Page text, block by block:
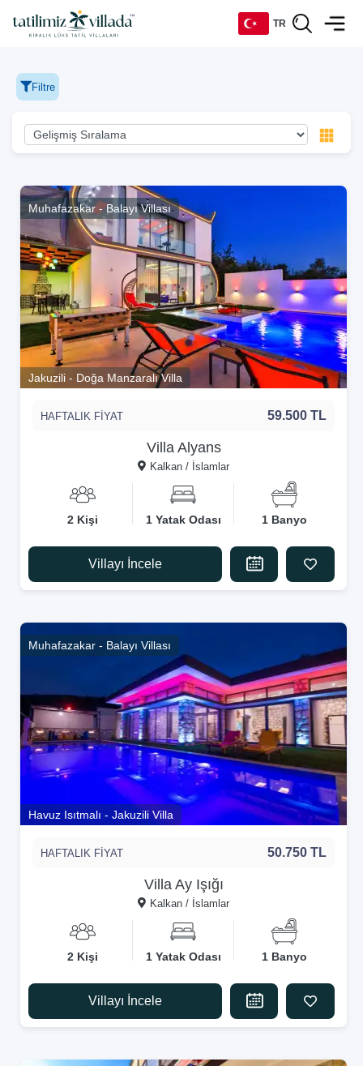
TR
DE
Filtre
Muhafazakar - Balayı Villası
Jakuzili - Doğa Manzaralı Villa
Villa Alyans
Kalkan / İslamlar
HAFTALIK FİYAT 59.500 TL
2 Kişi 1 Yatak Odası 1 Banyo
Villayı İncele
Muhafazakar - Balayı Villası
Havuz Isıtmalı - Jakuzili Villa
Villa Ay Işığı
Kalkan / İslamlar
HAFTALIK FİYAT 50.750 TL
2 Kişi 1 Yatak Odası 1 Banyo
Villayı İncele